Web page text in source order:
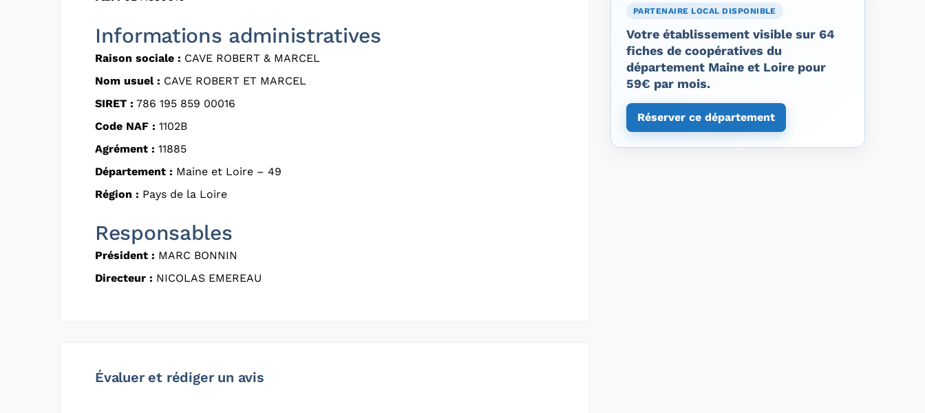
Informations administratives
Raison sociale : CAVE ROBERT & MARCEL
Nom usuel : CAVE ROBERT ET MARCEL
SIRET : 786 195 859 00016
Code NAF : 1102B
Agrément : 11885
Département : Maine et Loire – 49
Région : Pays de la Loire
Responsables
Président : MARC BONNIN
Directeur : NICOLAS EMEREAU
Évaluer et rédiger un avis
PARTENAIRE LOCAL DISPONIBLE
Votre établissement visible sur 64
fiches de coopératives du
département Maine et Loire pour
59€ par mois.
Réserver ce département